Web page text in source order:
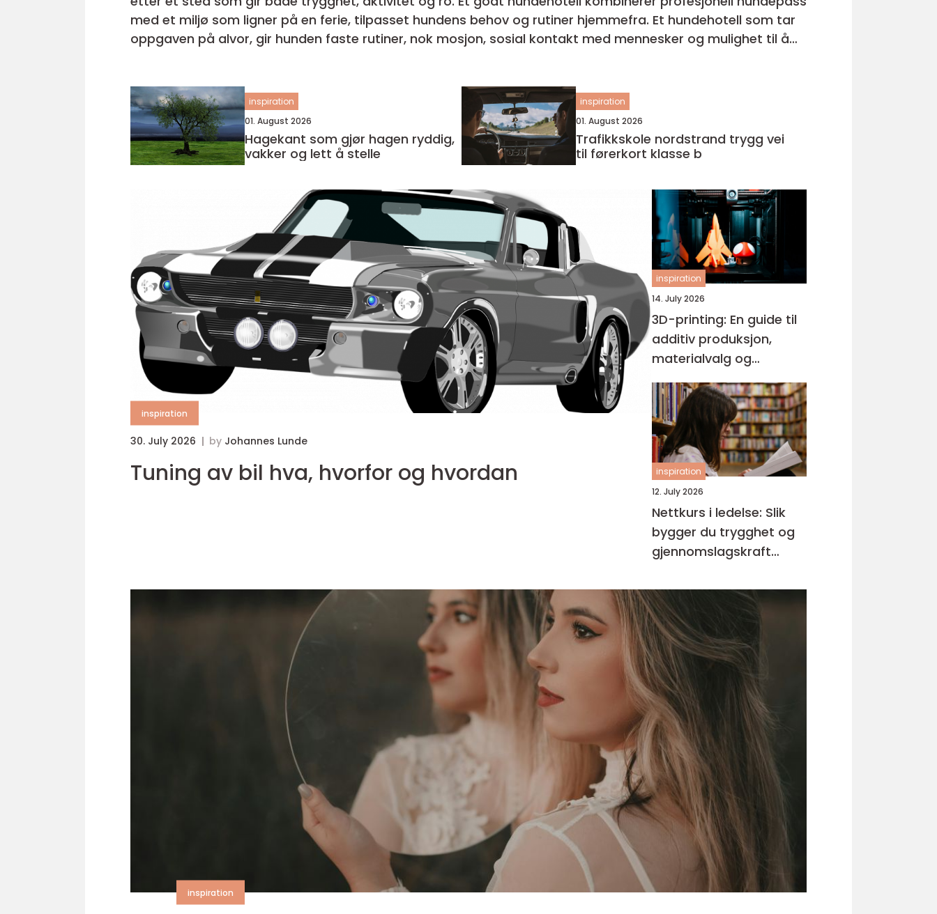
med et miljø som ligner på en ferie, tilpasset hundens behov og rutiner hjemmefra. Et hundehotell som tar
oppgaven på alvor, gir hunden faste rutiner, nok mosjon, sosial kontakt med mennesker og mulighet til å
inspiration
01. August 2026
Hagekant som gjør hagen ryddig,
vakker og lett å stelle
inspiration
01. August 2026
Trafikkskole nordstrand trygg vei
til førerkort klasse b
inspiration
30. July 2026 by Johannes Lunde
Tuning av bil hva, hvorfor og hvordan
inspiration
14. July 2026
3D-printing: En guide til
additiv produksjon,
materialvalg og
moderne interiørdesign
inspiration
12. July 2026
Nettkurs i ledelse: Slik
bygger du trygghet og
gjennomslagskraft
kurs
inspiration